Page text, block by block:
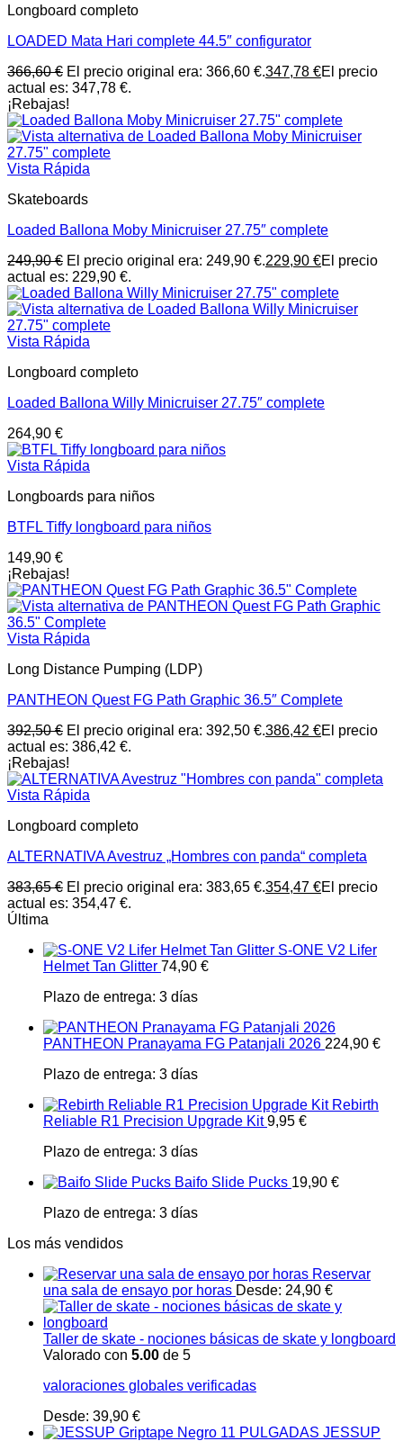
Longboard completo
LOADED Mata Hari complete 44.5″ configurator
366,60€ El precio original era: 366,60 €.347,78 €El precio
actual es: 347,78 €.
¡Rebajas!
Vista Rápida
Skateboards
Loaded Ballona Moby Minicruiser 27.75″ complete
249,90€ El precio original era: 249,90 €.229,90 €El precio
actual es: 229,90 €.
Vista Rápida
Longboard completo
Loaded Ballona Willy Minicruiser 27.75″ complete
264,90 €
Vista Rápida
Longboards para niños
BTFL Tiffy longboard para niños
149,90 €
¡Rebajas!
Vista Rápida
Long Distance Pumping (LDP)
PANTHEON Quest FG Path Graphic 36.5″ Complete
392,50€ El precio original era: 392,50 €.386,42 €El precio
actual es: 386,42 €.
¡Rebajas!
Vista Rápida
Longboard completo
ALTERNATIVA Avestruz „Hombres con panda“ completa
383,65€ El precio original era: 383,65 €.354,47 €El precio
actual es: 354,47 €.
Última
S-ONE V2 Lifer
Helmet Tan Glitter 74,90 €
Plazo de entrega: 3 días
PANTHEON Pranayama FG Patanjali 2026 224,90 €
Plazo de entrega: 3 días
Rebirth
Reliable R1 Precision Upgrade Kit 9,95 €
Plazo de entrega: 3 días
Baifo Slide Pucks 19,90 €
Plazo de entrega: 3 días
Los más vendidos
Reservar
una sala de ensayo por horas Desde: 24,90 €
Taller de skate - nociones básicas de skate y longboard
Valorado con 5.00 de 5
valoraciones globales verificadas
Desde: 39,90 €
JESSUP